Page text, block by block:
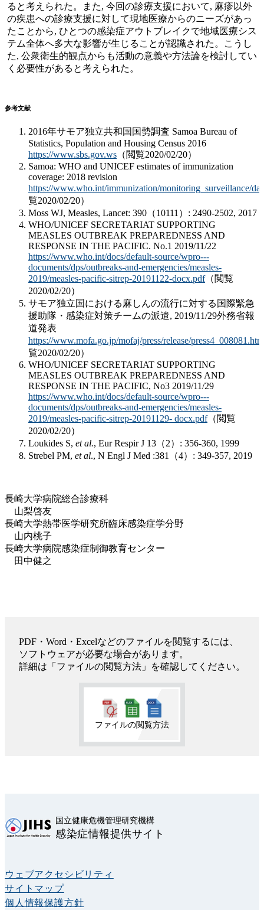
ると考えられた。また, 今回の診療支援において, 麻疹以外
の疾患への診療支援に対して現地医療からのニーズがあっ
たことから, ひとつの感染症アウトブレイクで地域医療シス
テム全体へ多大な影響が生じることが認識された。こうし
た, 公衆衛生的観点からも活動の意義や方法論を検討してい
く必要性があると考えられた。
参考文献
2016年サモア独立共和国国勢調査 Samoa Bureau of
Statistics, Population and Housing Census 2016
https://www.sbs.gov.ws （閲覧2020/02/20）
Samoa: WHO and UNICEF estimates of immunization
coverage: 2018 revision
https://www.who.int/immunization/monitoring_surveillance/
覧2020/02/20）
Moss WJ, Measles, Lancet: 390（10111）: 2490-2502, 2017
WHO/UNICEF SECRETARIAT SUPPORTING
MEASLES OUTBREAK PREPAREDNESS AND
RESPONSE IN THE PACIFIC. No.1 2019/11/22
https://www.who.int/docs/default-source/wpro---
documents/dps/outbreaks-and-emergencies/measles-
2019/measles-pacific-sitrep-20191122-docx.pdf（閲覧
2020/02/20）
サモア独立国における麻しんの流行に対する国際緊急
援助隊・感染症対策チームの派遣, 2019/11/29外務省報
道発表
https://www.mofa.go.jp/mofaj/press/release/
覧2020/02/20）
WHO/UNICEF SECRETARIAT SUPPORTING
MEASLES OUTBREAK PREPAREDNESS AND
RESPONSE IN THE PACIFIC, No3 2019/11/29
https://www.who.int/docs/default-source/wpro---
documents/dps/outbreaks-and-emergencies/measles-
2019/measles-pacific-sitrep-20191129- docx.pdf（閲覧
2020/02/20）
Loukides S, et al., Eur Respir J 13（2）: 356-360, 1999
Strebel PM, et al., N Engl J Med :381（4）: 349-357, 2019
長崎大学病院総合診療科
山梨啓友
長崎大学熱帯医学研究所臨床感染症学分野
山内桃子
長崎大学病院感染症制御教育センター
田中健之
PDF・Word・Excelなどのファイルを閲覧するには、
ソフトウェアが必要な場合があります。
詳細は「ファイルの閲覧方法」を確認してください。
ファイルの閲覧方法
国立健康危機管理研究機構
感染症情報提供サイト
ウェブアクセシビリティ
サイトマップ
個人情報保護方針